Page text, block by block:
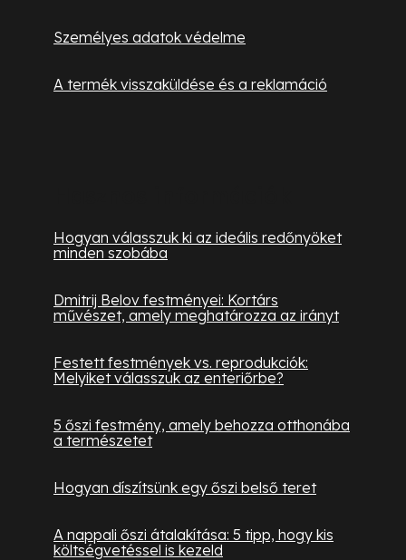
Személyes adatok védelme
A termék visszaküldése és a reklamáció
Hogyan válasszuk ki az ideális redőnyöket
minden szobába
Dmitrij Belov festményei: Kortárs
művészet, amely meghatározza az irányt
Festett festmények vs. reprodukciók:
Melyiket válasszuk az enteriőrbe?
5 őszi festmény, amely behozza otthonába
a természetet
Hogyan díszítsünk egy őszi belső teret
A nappali őszi átalakítása: 5 tipp, hogy kis
költségvetéssel is kezeld